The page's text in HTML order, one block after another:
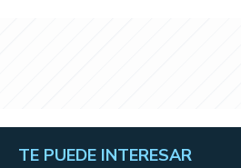
TE PUEDE INTERESAR